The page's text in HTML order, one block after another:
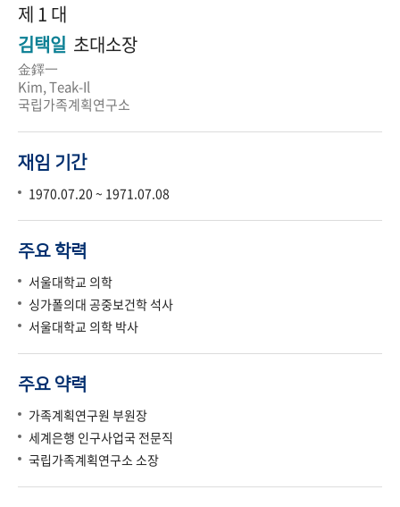
제 1 대
김택일 초대소장
金鐸一
Kim, Teak-Il
국립가족계획연구소
재임 기간
1970.07.20 ~ 1971.07.08
주요 학력
서울대학교 의학
싱가폴의대 공중보건학 석사
서울대학교 의학 박사
주요 약력
가족계획연구원 부원장
세계은행 인구사업국 전문직
국립가족계획연구소 소장